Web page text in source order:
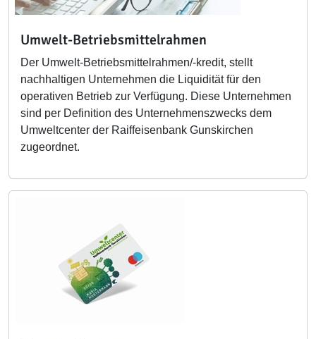
Umwelt-Betriebsmittelrahmen
Der Umwelt-Betriebsmittelrahmen/-kredit, stellt
nachhaltigen Unternehmen die Liquidität für den
operativen Betrieb zur Verfügung. Diese Unternehmen
sind per Definition des Unternehmenszwecks dem
Umweltcenter der Raiffeisenbank Gunskirchen
zugeordnet.